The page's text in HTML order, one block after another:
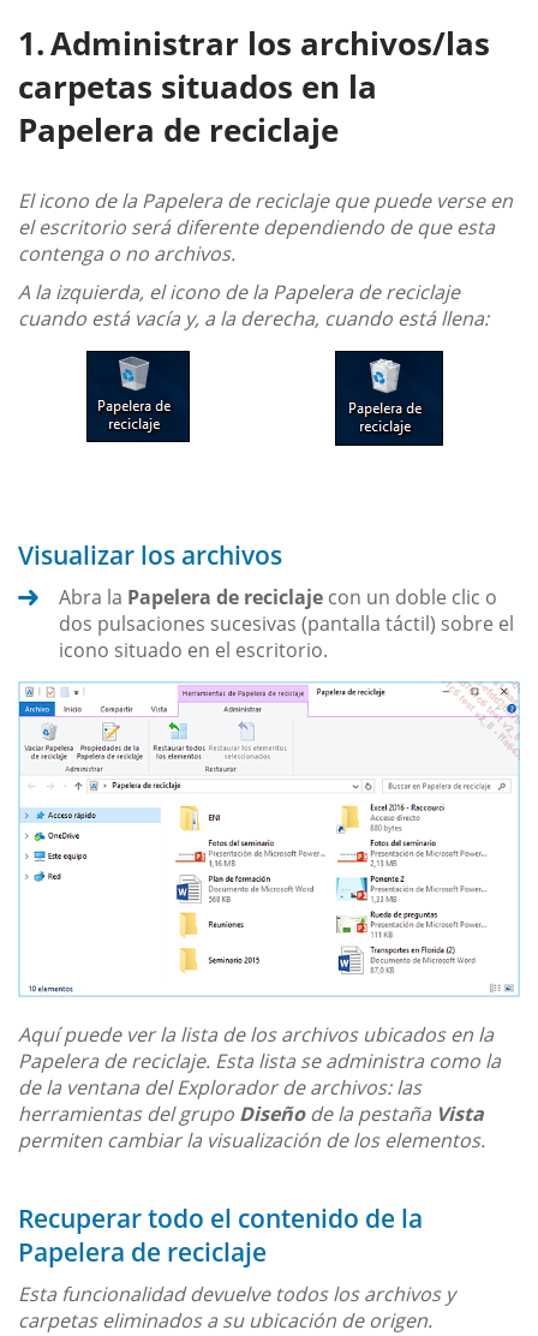
Administrar los archivos/las
carpetas situados en la
Papelera de reciclaje
El icono de la Papelera de reciclaje que puede verse en
el escritorio será diferente dependiendo de que esta
contenga o no archivos.
A la izquierda, el icono de la Papelera de reciclaje
cuando está vacía y, a la derecha, cuando está llena:
Visualizar los archivos
Abra la Papelera de reciclaje con un doble clic o
dos pulsaciones sucesivas (pantalla táctil) sobre el
icono situado en el escritorio.
Aquí puede ver la lista de los archivos ubicados en la
Papelera de reciclaje. Esta lista se administra como la
de la ventana del Explorador de archivos: las
herramientas del grupo Diseñode la pestaña Vista
permiten cambiar la visualización de los elementos.
Recuperar todo el contenido de la
Papelera de reciclaje
Esta funcionalidad devuelve todos los archivos y
carpetas eliminados a su ubicación de origen.